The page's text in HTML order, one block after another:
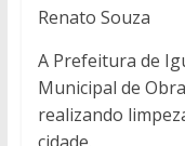
Renato Souza
A Prefeitura de
Municipal de
realizando